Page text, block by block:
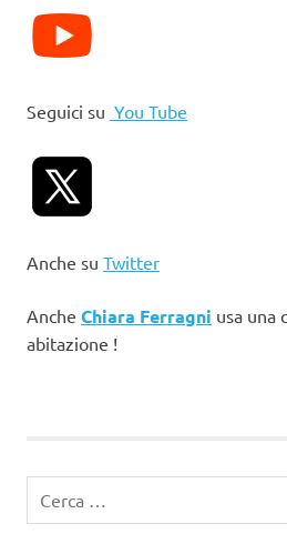
Seguici su You Tube
Anche su Twitter
Anche Chiara Ferragni usa una
abitazione !